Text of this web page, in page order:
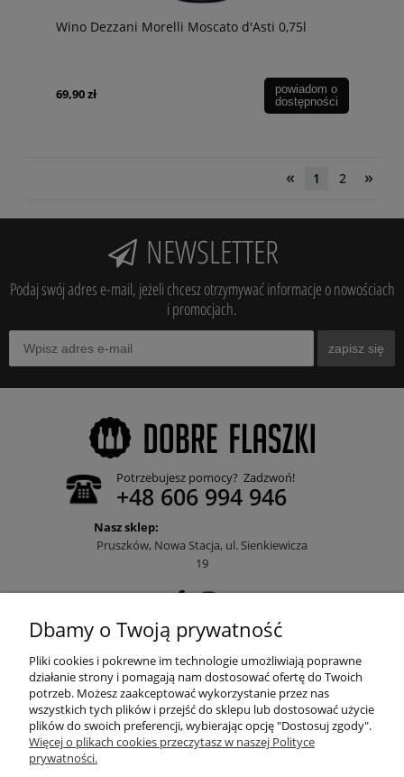
Wino Dezzani Morelli Moscato d'Asti 0,75l
69,90 zł
powiadom o
dostępności
« 1 2 »
NEWSLETTER
Podaj swój adres e-mail, jeżeli chcesz otrzymywać informacje o nowościach
i promocjach.
zapisz się
Potrzebujesz pomocy? Zadzwoń!
+48 606 994 946
Nasz sklep:
Pruszków, Nowa Stacja, ul. Sienkiewicza
19
POMOC
MOJE KONTO
Dbamy o Twoją prywatność
Pliki cookies i pokrewne im technologie umożliwiają poprawne
działanie strony i pomagają nam dostosować ofertę do Twoich
potrzeb. Możesz zaakceptować wykorzystanie przez nas
wszystkich tych plików i przejść do sklepu lub dostosować użycie
plików do swoich preferencji, wybierając opcję "Dostosuj zgody".
Więcej o plikach cookies przeczytasz w naszej Polityce
prywatności.